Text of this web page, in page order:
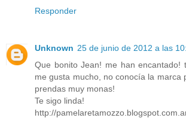
Responder
Unknown 25 de junio de 2012 a las
Que bonito Jean! me han encantado!
me gusta mucho, no conocía la marca
prendas muy monas!
Te sigo linda!
http://